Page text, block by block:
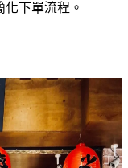
下單流程。